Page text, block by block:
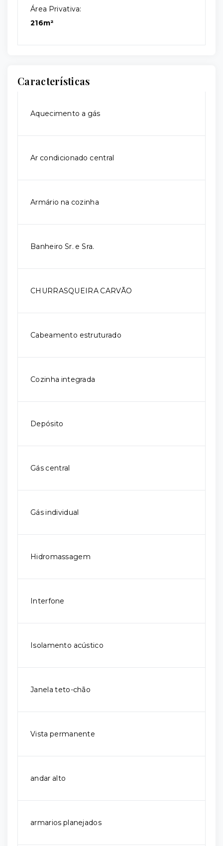
Área Privativa:
216m²
Características
Aquecimento a gás
Ar condicionado central
Armário na cozinha
Banheiro Sr. e Sra.
CHURRASQUEIRA CARVÃO
Cabeamento estruturado
Cozinha integrada
Depósito
Gás central
Gás individual
Hidromassagem
Interfone
Isolamento acústico
Janela teto-chão
Vista permanente
andar alto
armarios planejados